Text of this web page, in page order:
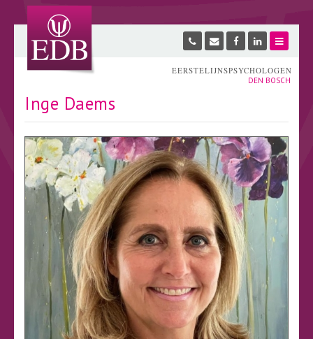
EERSTELIJNSPSYCHOLOGEN
DEN BOSCH
Inge Daems